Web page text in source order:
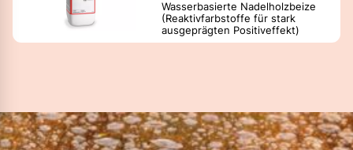
Wasserbasierte Nadelholzbeize
(Reaktivfarbstoffe für stark
ausgeprägten Positiveffekt)